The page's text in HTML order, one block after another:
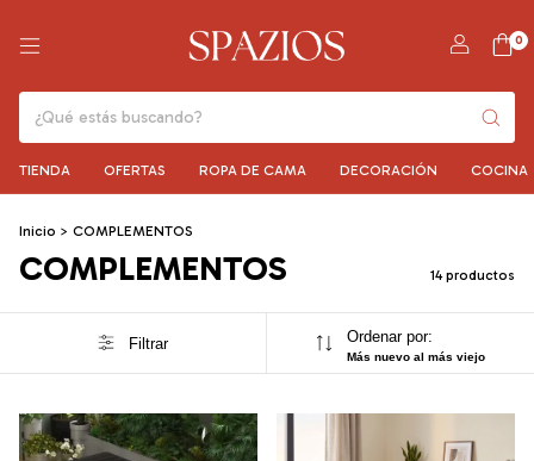
0
TIENDA OFERTAS ROPA DE CAMA DECORACIÓN COCINA
Inicio > COMPLEMENTOS
COMPLEMENTOS 14 productos
Filtrar Ordenar por:
Más nuevo al más viejo